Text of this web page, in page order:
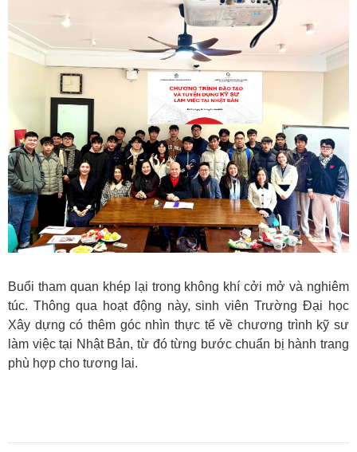
Buổi tham quan khép lại trong không khí cởi mở và nghiêm
túc. Thông qua hoạt động này, sinh viên Trường Đại học
Xây dựng có thêm góc nhìn thực tế về chương trình kỹ sư
làm việc tại Nhật Bản, từ đó từng bước chuẩn bị hành trang
phù hợp cho tương lai.